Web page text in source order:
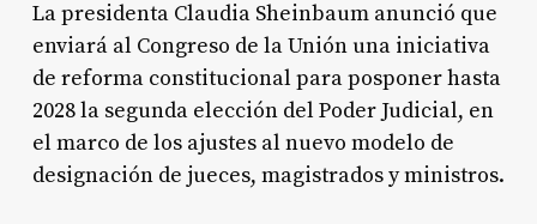
La presidenta Claudia Sheinbaum anunció que
enviará al Congreso de la Unión una iniciativa
de reforma constitucional para posponer hasta
2028 la segunda elección del Poder Judicial, en
el marco de los ajustes al nuevo modelo de
designación de jueces, magistrados y ministros.